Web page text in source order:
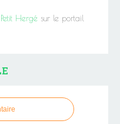
Hergé sur le portail